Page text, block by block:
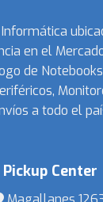
en el
de
a todo el
Pickup Center